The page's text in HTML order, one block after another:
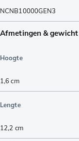
NCNB10000GEN3
Afmetingen & gewicht
Hoogte
1,6cm
Lengte
12,2 cm